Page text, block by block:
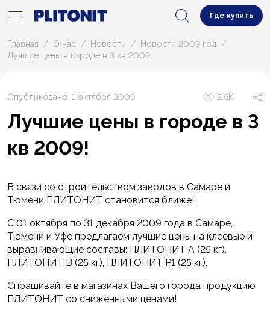
Где купить
Главная О нас Новости
Новости 2009 год
Лучшие цены в городе в 3 кв 2009!
Опубликовано: 1 октября 2009 2.6К
Лучшие цены в городе в 3
кв 2009!
В связи со строительством заводов в Самаре и
Тюмени ПЛИТОНИТ становится ближе!
С 01 октября по 31 декабря 2009 года в Самаре,
Тюмени и Уфе предлагаем лучшие цены на клеевые и
выравнивающие составы: ПЛИТОНИТ А (25 кг),
ПЛИТОНИТ В (25 кг), ПЛИТОНИТ Р1 (25 кг).
Спрашивайте в магазинах Вашего города продукцию
ПЛИТОНИТ со сниженными ценами!